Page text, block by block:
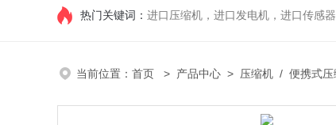
热门关键词： 进口压缩机，进口发电机，进口传感
当前位置： 首页 > 产品中心 > 压缩机 / 便携式压